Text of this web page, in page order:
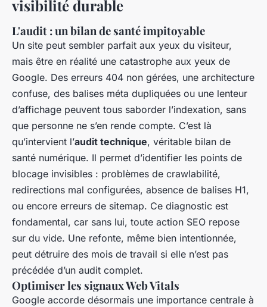
visibilité durable
L'audit : un bilan de santé impitoyable
Un site peut sembler parfait aux yeux du visiteur,
mais être en réalité une catastrophe aux yeux de
Google. Des erreurs 404 non gérées, une architecture
confuse, des balises méta dupliquées ou une lenteur
d’affichage peuvent tous saborder l’indexation, sans
que personne ne s’en rende compte. C’est là
qu’intervient l’audit technique, véritable bilan de
santé numérique. Il permet d’identifier les points de
blocage invisibles : problèmes de crawlabilité,
redirections mal configurées, absence de balises H1,
ou encore erreurs de sitemap. Ce diagnostic est
fondamental, car sans lui, toute action SEO repose
sur du vide. Une refonte, même bien intentionnée,
peut détruire des mois de travail si elle n’est pas
précédée d’un audit complet.
Optimiser les signaux Web Vitals
Google accorde désormais une importance centrale à